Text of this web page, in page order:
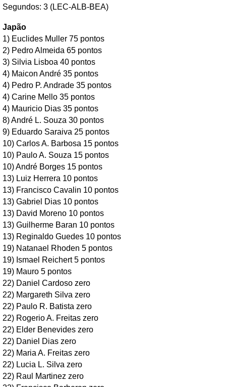
Segundos: 3 (LEC-ALB-BEA)
Japão
1) Euclides Muller 75 pontos
2) Pedro Almeida 65 pontos
3) Silvia Lisboa 40 pontos
4) Maicon André 35 pontos
4) Pedro P. Andrade 35 pontos
4) Carine Mello 35 pontos
4) Mauricio Dias 35 pontos
8) André L. Souza 30 pontos
9) Eduardo Saraiva 25 pontos
10) Carlos A. Barbosa 15 pontos
10) Paulo A. Souza 15 pontos
10) André Borges 15 pontos
13) Luiz Herrera 10 pontos
13) Francisco Cavalin 10 pontos
13) Gabriel Dias 10 pontos
13) David Moreno 10 pontos
13) Guilherme Baran 10 pontos
13) Reginaldo Guedes 10 pontos
19) Natanael Rhoden 5 pontos
19) Ismael Reichert 5 pontos
19) Mauro 5 pontos
22) Daniel Cardoso zero
22) Margareth Silva zero
22) Paulo R. Batista zero
22) Rogerio A. Freitas zero
22) Elder Benevides zero
22) Daniel Dias zero
22) Maria A. Freitas zero
22) Lucia L. Silva zero
22) Raul Martinez zero